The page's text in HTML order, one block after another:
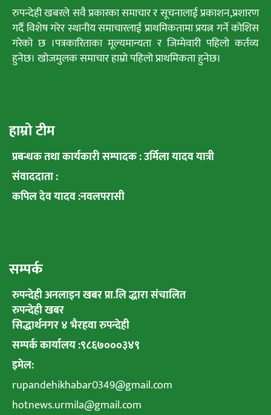
रुपन्देही खबरले सवै प्रकारका समाचार र सूचनालाई प्रकाशन,प्रशारण
गर्दै विशेष गरेर स्थानीय समाचारलाई प्राथमिकतामा प्रयत्न गर्ने कोशिस
गरेको छ ।पत्रकारिताका मूल्यमान्यता र जिम्मेवारी पहिलो कर्तव्य
हुनेछ। खोजमुलक समाचार हाम्रो पहिलो प्राथमिकता हुनेछ।
हाम्रो टीम
प्रबन्धक तथा कार्यकारी सम्पादक : उर्मिला यादव यात्री
संवाददाता :
कपिल देव यादव :नवलपरासी
सम्पर्क
रुपन्देही अनलाइन खबर प्रा.लि द्धारा संचालित
रुपन्देही खबर
सिद्धार्थनगर ४ भैरहवा रुपन्देही
सम्पर्क कार्यालय :९८६७०००३४९
इमेल:
rupandehikhabar0349@gmail.com
hotnews.urmila@gmail.com